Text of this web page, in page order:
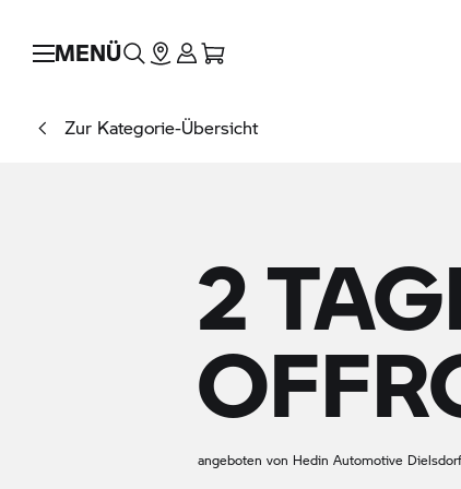
MENÜ
Zur Kategorie-Übersicht
2
angeboten von Hedin Automotive Dielsdorf